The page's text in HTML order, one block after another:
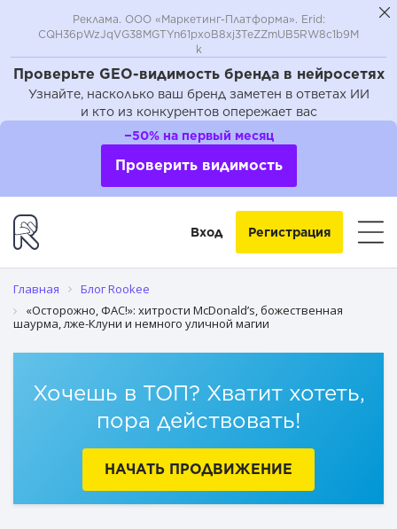
Проверьте GEO-видимость бренда в нейросетях
Узнайте, насколько ваш бренд заметен в ответах ИИ
и кто из конкурентов опережает вас
Реклама. ООО «Маркетинг-Платформа». Erid:
CQH36pWzJqVG38MGTYn61pxoB8xj3TeZZmUB5RW8c1b9M
k
−50% на первый месяц
Проверить видимость
Вход Регистрация
Главная
Блог Rookee
«Осторожно, ФАС!»: хитрости McDonald’s, божественная
шаурма, лже-Клуни и немного уличной магии
Хочешь в ТОП? Хватит хотеть,
пора действовать!
НАЧАТЬ ПРОДВИЖЕНИЕ
Соус за полмиллиона
Фраза из контекста
Магия и её последствия
Искушение шаурмой